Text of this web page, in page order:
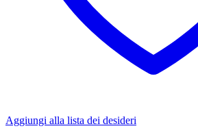
Aggiungi alla lista dei desideri